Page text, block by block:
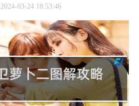
2024-03-24 18:53:46